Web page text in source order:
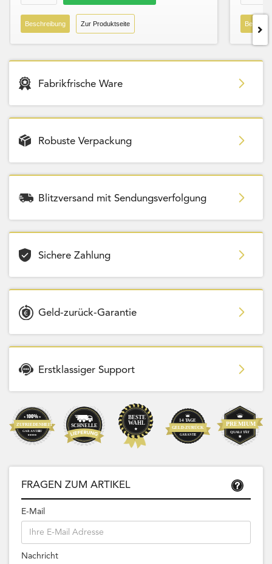
Beschreibung Zur Produktseite
Fabrikfrische Ware
Robuste Verpackung
Blitzversand mit Sendungsverfolgung
Sichere Zahlung
Geld-zurück-Garantie
Erstklassiger Support
FRAGEN ZUM ARTIKEL
E-Mail
Nachricht